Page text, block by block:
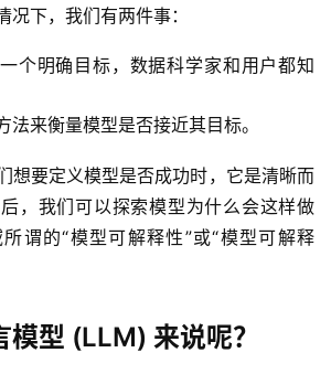
况下，我们有两件事：
个明确目标，数据科学家和用户都知
法来衡量模型是否接近其目标。
想要定义模型是否成功时，它是清晰而
，我们可以探索模型为什么会这样做
谓的“模型可解释性”或“模型可解释
型 (LLM) 来说呢？